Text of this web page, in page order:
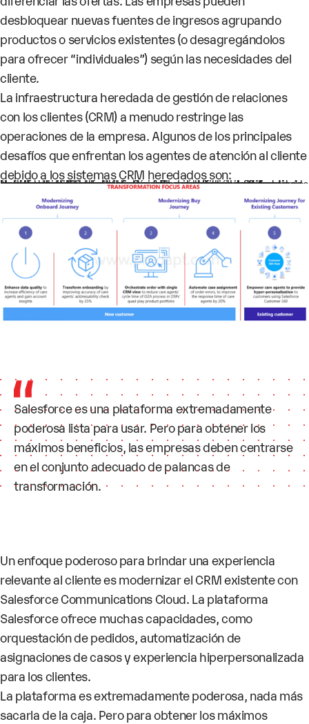
desbloquear nuevas fuentes de ingresos agrupando
productos o servicios existentes (o desagregándolos
para ofrecer “individuales”) según las necesidades del
cliente.
La infraestructura heredada de gestión de relaciones
con los clientes (CRM) a menudo restringe las
operaciones de la empresa. Algunos de los principales
desafíos que enfrentan los agentes de atención al cliente
debido a los sistemas CRM heredados son:
Los datos deben provenir de varias aplicaciones diferentes, lo que da como resultado formatos de datos variados.
La ausencia de integraciones API específicas de tecnología para facturación, facturación, etc., restringe el flujo de gestión de pedidos.
La intervención manual frecuente acaba con la eficiencia, debido a errores y a la lenta resolución de los problemas de los clientes.
No hay posibilidad de brindar una experiencia personalizada debido a la falta de información sobre los hábitos de compra del cliente.
Salesforce es una plataforma extremadamente
poderosa lista para usar. Pero para obtener los
máximos beneficios, las empresas deben centrarse
en el conjunto adecuado de palancas de
transformación.
Un enfoque poderoso para brindar una experiencia
relevante al cliente es modernizar el CRM existente con
Salesforce Communications Cloud. La plataforma
Salesforce ofrece muchas capacidades, como
orquestación de pedidos, automatización de
asignaciones de casos y experiencia hiperpersonalizada
para los clientes.
La plataforma es extremadamente poderosa, nada más
sacarla de la caja. Pero para obtener los máximos